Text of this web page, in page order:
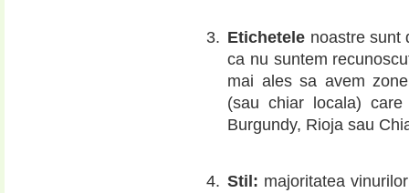
Etichetele noastre sunt
ca nu suntem
mai ales sa avem
(sau chiar locala)
Burgundy, Rioja sau
Stil: majoritatea